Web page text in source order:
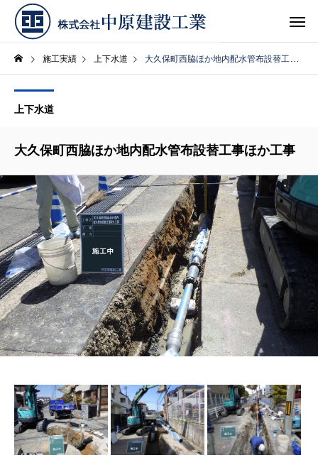
施工実績 上下水道 大久保町西脇ほか地内配水管布設替工事ほか工事
上下水道
大久保町西脇ほか地内配水管布設替工事ほか工事